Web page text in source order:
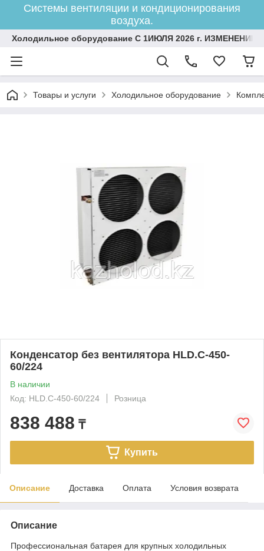
Системы вентиляции и кондиционирования
воздуха.
Холодильное оборудование С 1ИЮЛЯ 2026 г.
Товары и услуги Холодильное оборудование
Конденсатор без вентилятора HLD.C-450-
60/224
В наличии
Код: HLD.C-450-60/224
Розница
838 488 ₸
Купить
Описание Доставка Оплата Условия возврата
Описание
Профессиональная батарея для крупных холодильных